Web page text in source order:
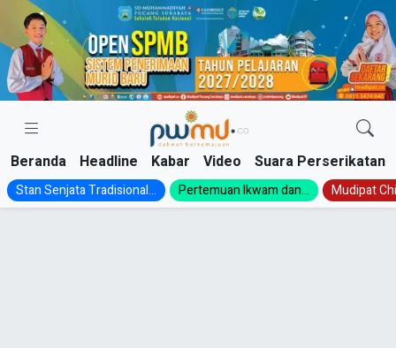
Skip
content
Beranda Headline Kabar Video Suara Perserikatan
Stan Senjata Tradisional... Pertemuan Ikwam dan... Mudipat